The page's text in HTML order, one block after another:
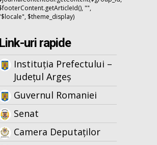
"",
$theme_display)
Link-uri rapide
Instituția Prefectului –
Județul Argeș
Guvernul Romaniei
Senat
Camera Deputaților